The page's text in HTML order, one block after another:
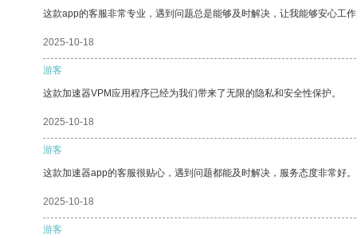
这款app的客服非常专业，遇到问题总是能够及时解决，让我能够安心工
2025-10-18
游客
这款加速器VPM应用程序已经为我们带来了无限的隐私和安全性保护。
2025-10-18
游客
这款加速器app的客服很贴心，遇到问题都能及时解决，服务态度非常好。
2025-10-18
游客